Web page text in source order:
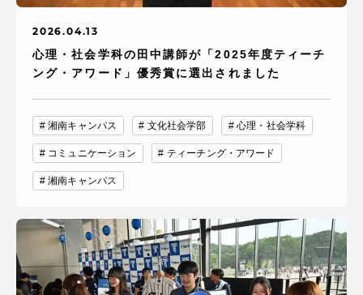
2026.04.13
心理・社会学科の田中講師が「2025年度ティーチ
ング・アワード」優秀賞に選出されました
湘南キャンパス 文化社会学部 心理・社会学科
コミュニケーション ティーチング・アワード
湘南キャンパス